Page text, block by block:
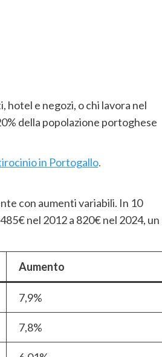
hotel e negozi, o chi lavora nel
della popolazione portoghese
in Portogallo.
con aumenti variabili. In 10
nel 2012 a 820€ nel 2024, un
Aumento
7,9%
7,8%